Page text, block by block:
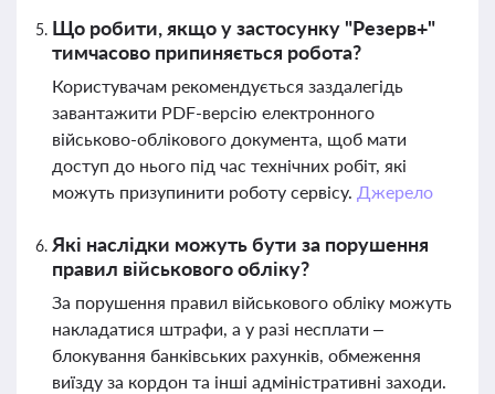
Що робити, якщо у застосунку "Резерв+"
тимчасово припиняється робота?
Користувачам рекомендується заздалегідь
завантажити PDF-версію електронного
військово-облікового документа, щоб мати
доступ до нього під час технічних робіт, які
можуть призупинити роботу сервісу. Джерело
Які наслідки можуть бути за порушення
правил військового обліку?
За порушення правил військового обліку можуть
накладатися штрафи, а у разі несплати –
блокування банківських рахунків, обмеження
виїзду за кордон та інші адміністративні заходи.